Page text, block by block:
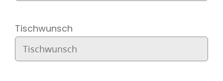
Tischwunsch